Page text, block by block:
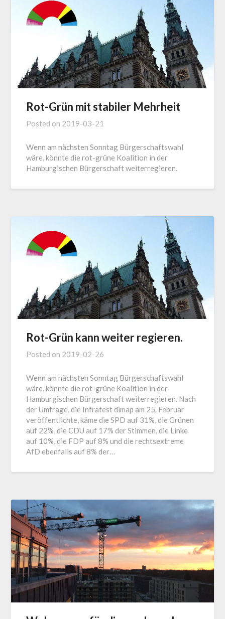
Rot-Grün mit stabiler Mehrheit
Posted on 2019-03-21
Wenn am nächsten Sonntag Bürgerschaftswahl
wäre, könnte die rot-grüne Koalition in der
Hamburgischen Bürgerschaft weiterregieren.
Rot-Grün kann weiter regieren.
Posted on 2019-02-26
Wenn am nächsten Sonntag Bürgerschaftswahl
wäre, könnte die rot-grüne Koalition in der
Hamburgischen Bürgerschaft weiterregieren. Nach
der Umfrage, die Infratest dimap am 25. Februar
veröffentlichte, käme die SPD auf 31%, die Grünen
auf 22%, die CDU auf 17% der Stimmen, die Linke
auf 10%, die FDP auf 8% und die rechtsextreme
AfD ebenfalls auf 8% der…